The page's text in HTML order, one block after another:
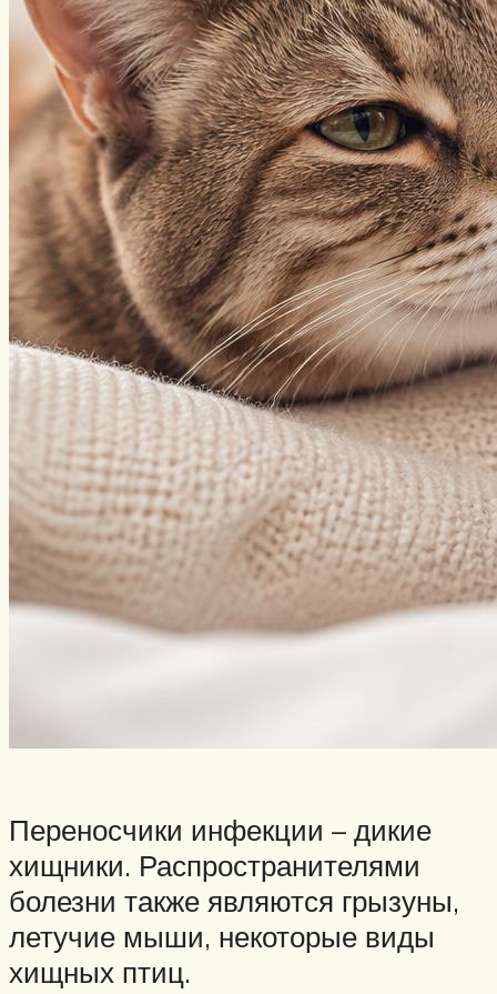
Переносчики инфекции – дикие
хищники. Распространителями
болезни также являются грызуны,
летучие мыши, некоторые виды
хищных птиц.